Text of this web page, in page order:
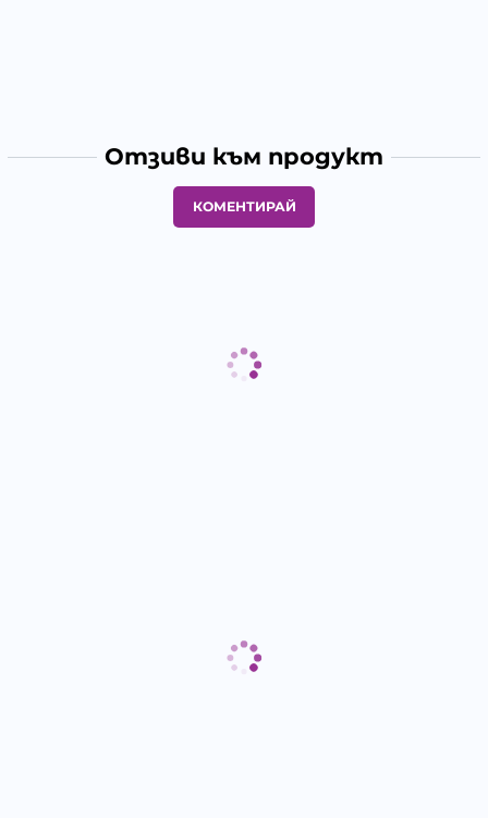
Отзиви към продукт
КОМЕНТИРАЙ